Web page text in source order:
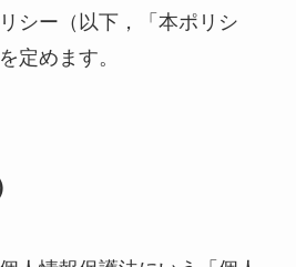
シー（以下，「本ポリシ
定めます。